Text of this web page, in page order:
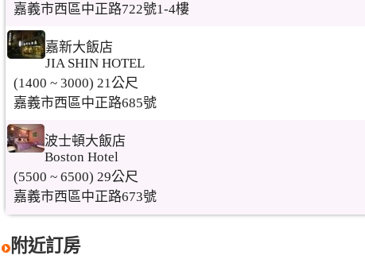
嘉義市西區中正路722號1-4樓
嘉新大飯店
JIA SHIN HOTEL
(1400 ~ 3000) 21公尺
嘉義市西區中正路685號
波士頓大飯店
Boston Hotel
(5500 ~ 6500) 29公尺
嘉義市西區中正路673號
附近訂房